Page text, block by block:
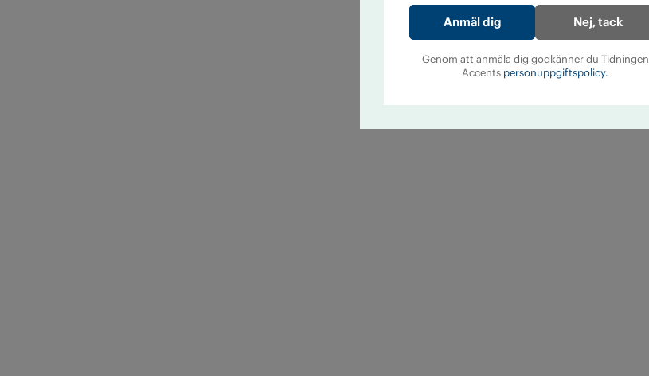
Nej, tack
Genom att anmäla dig godkänner du Tidningen
Accents personuppgiftspolicy.